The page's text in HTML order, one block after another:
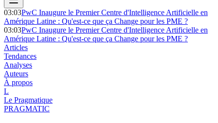
03:03PwC Inaugure le Premier Centre d'Intelligence Artificielle en
Amérique Latine : Qu'est-ce que ça Change pour les PME ?
03:03PwC Inaugure le Premier Centre d'Intelligence Artificielle en
Amérique Latine : Qu'est-ce que ça Change pour les PME ?
Articles
Tendances
Analyses
Auteurs
À propos
L
Le Pragmatique
PRAGMATIC